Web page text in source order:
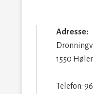
Adresse:
1550
Telefon: